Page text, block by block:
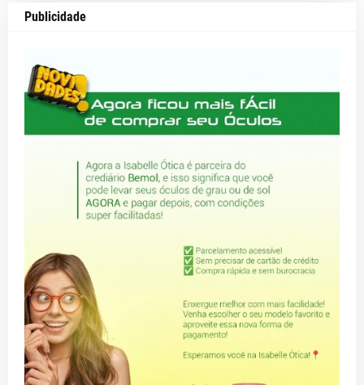
Publicidade